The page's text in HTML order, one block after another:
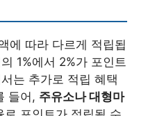
에 따라 다르게 적립됩
1%에서 2%가 포인트
는 추가로 적립 혜택
들어, 주유소나 대형마